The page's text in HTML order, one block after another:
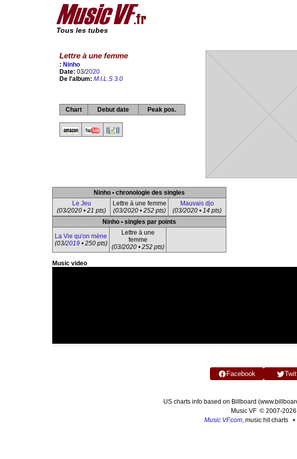
Tous les tubes
Lettre à une femme
: Ninho
Date: 03/2020
De l'album: M.I.L.S 3.0
Chart Debut date Peak pos.
Ninho • chronologie des singles
Le Jeu
(03/2020 • 21 pts)
Lettre à une femme
(03/2020 • 252 pts)
Mauvais djo
(03/2020 • 14 pts)
Ninho • singles par points
La Vie qu'on mène
(03/2019• 250 pts)
Lettre à une
femme
(03/2020 • 252 pts)
Music video
Facebook
US charts info based on Billboard
Music VF © 2007-
Music VF.com, music hit charts •